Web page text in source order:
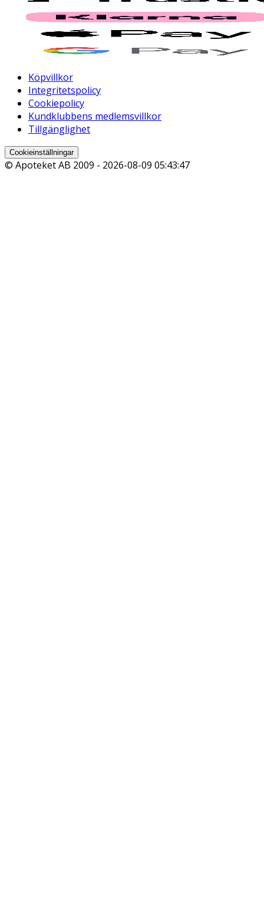
Köpvillkor
Integritetspolicy
Cookiepolicy
Kundklubbens medlemsvillkor
Tillgänglighet
Cookieinställningar
© Apoteket AB 2009 - 2026-08-09 05:43:47